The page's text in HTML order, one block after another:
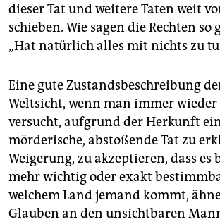
dieser Tat und weitere Taten weit
schieben. Wie sagen die Rechten so
„Hat natürlich alles mit nichts zu
Eine gute Zustandsbeschreibung
Weltsicht, wenn man immer
versucht, aufgrund der Herkunft
mörderische, abstoßende Tat zu
Weigerung, zu akzeptieren, dass es
mehr wichtig oder exakt
welchem Land jemand kommt,
Glauben an den unsichtbaren